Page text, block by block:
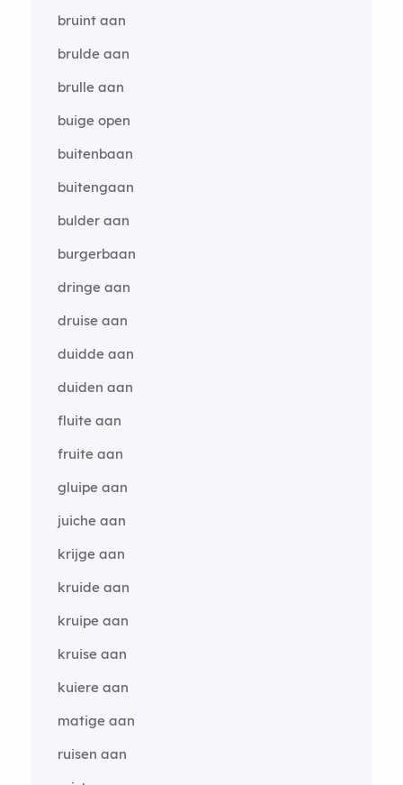
bruint aan
brulde aan
brulle aan
buige open
buitenbaan
buitengaan
bulder aan
burgerbaan
dringe aan
druise aan
duidde aan
duiden aan
fluite aan
fruite aan
gluipe aan
juiche aan
krijge aan
kruide aan
kruipe aan
kruise aan
kuiere aan
matige aan
ruisen aan